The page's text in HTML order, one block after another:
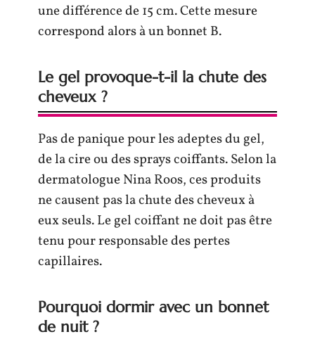
une différence de 15 cm. Cette mesure
correspond alors à un bonnet B.
Le gel provoque-t-il la chute des
cheveux ?
Pas de panique pour les adeptes du gel,
de la cire ou des sprays coiffants. Selon la
dermatologue Nina Roos, ces produits
ne causent pas la chute des cheveux à
eux seuls. Le gel coiffant ne doit pas être
tenu pour responsable des pertes
capillaires.
Pourquoi dormir avec un bonnet
de nuit ?